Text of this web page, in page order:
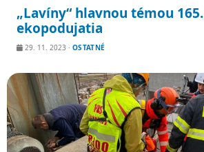
„Lavíny“ hlavnou témou 165.
ekopodujatia
29. 11. 2023 · OSTATNÉ